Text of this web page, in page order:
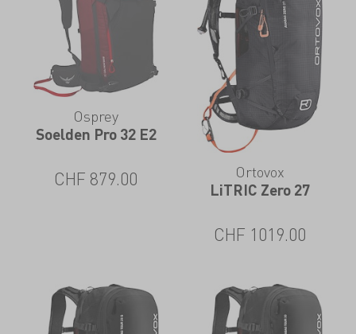
Osprey
Soelden Pro 32 E2
CHF 879.00 Ortovox
LiTRIC Zero 27
CHF 1019.00